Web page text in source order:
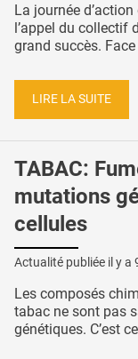
La journée
l’appel du collectif
grand succès.
LIRE LA SUITE
TABAC:
mutations
cellules
Actualité publiée il y a
Les composés
tabac ne sont pas
génétiques. C’est